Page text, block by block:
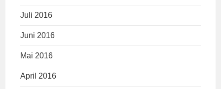
Juli 2016
Juni 2016
Mai 2016
April 2016